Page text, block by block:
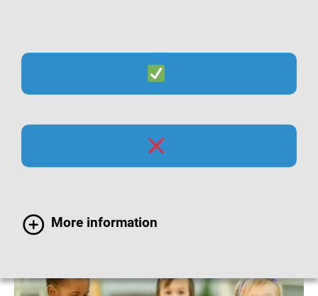
More information
Masern-Impfung bei
Kindern